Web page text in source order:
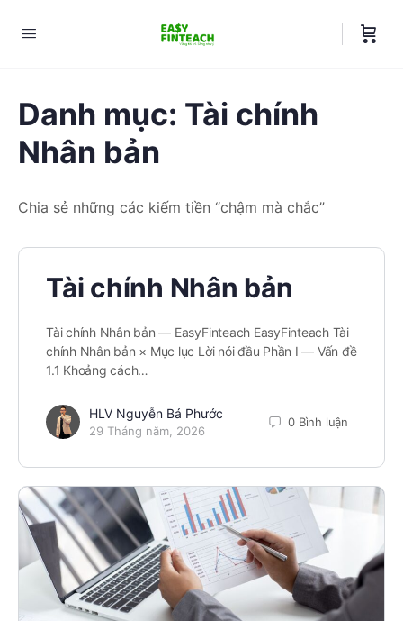
Danh mục: Tài chính
Nhân bản
Chia sẻ những các kiếm tiền “chậm mà chắc”
Tài chính Nhân bản
Tài chính Nhân bản — EasyFinteach EasyFinteach Tài
chính Nhân bản × Mục lục Lời nói đầu Phần I — Vấn đề
1.1 Khoảng cách…
HLV Nguyễn Bá Phước
29 Tháng năm, 2026
0 Bình luận